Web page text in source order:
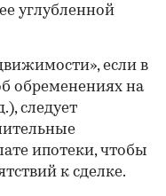
углубленной
если в
обременениях на
следует
ипотеки, чтобы
к сделке.